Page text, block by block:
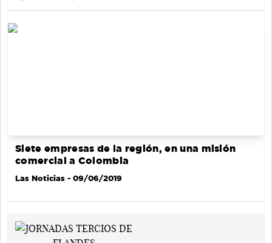
Siete empresas de la región, en una misión
comercial a Colombia
Las Noticias - 09/06/2019